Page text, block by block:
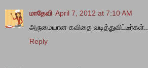
மாதேவி April 7, 2012 at 7:10 AM
அருமையான கவிதை வடித்துவிட்டீர்கள்..
Reply